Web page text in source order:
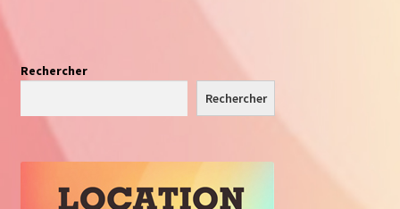
Rechercher
Rechercher